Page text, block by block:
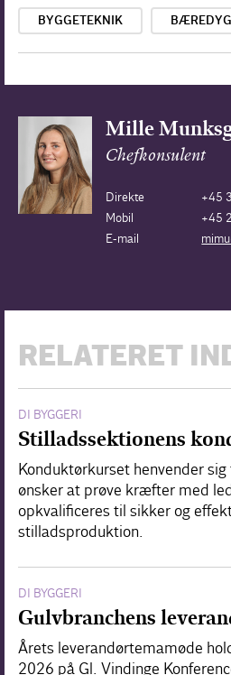
BYGGETEKNIK
Mille
Chefkonsulent
Direkte
+45
Mobil
+45
E-mail
RELATERET
DI BYGGERI
Stilladssektionens
Konduktørkurset henvender
ønsker at prøve kræfter med
opkvalificeres til sikker og
stilladsproduktion.
DI BYGGERI
Gulvbranchens
Årets leverandørtemamøde
2026 på Gl. Vindinge